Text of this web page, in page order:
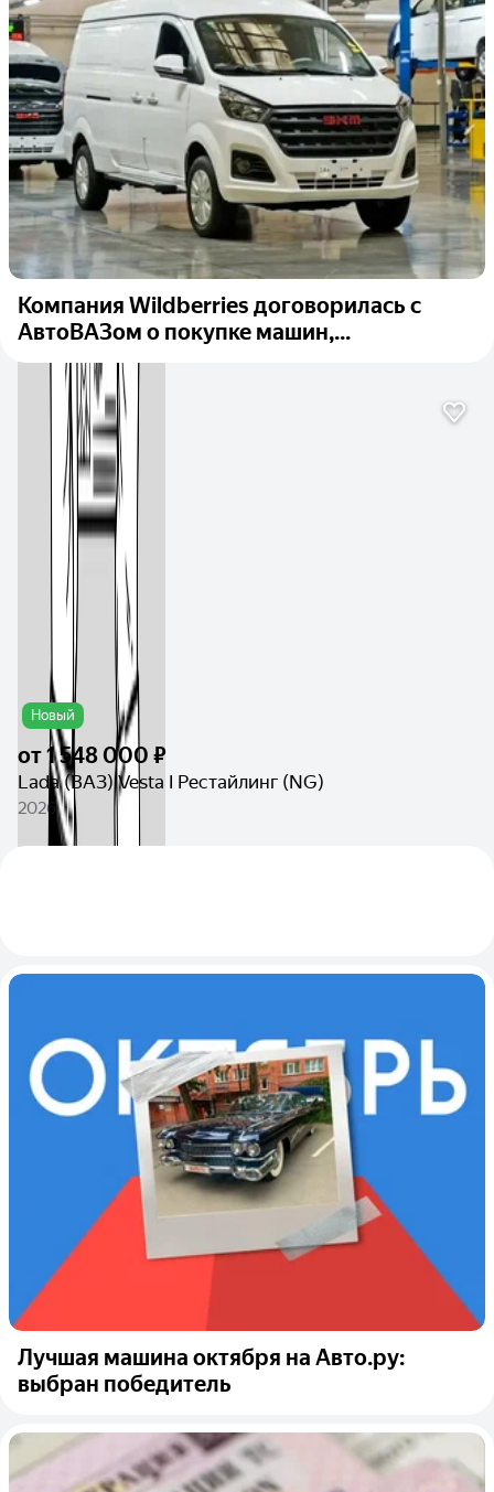
Компания Wildberries договорилась с
АвтоВАЗом о покупке машин,...
Новый
от1 548 000 ₽
Lada (ВАЗ) Vesta I Рестайлинг (NG)
2026
Лучшая машина октября на Авто.ру:
выбран победитель